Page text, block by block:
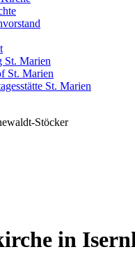
St. Marien
St. Marien
St. Marien
Stöcker
in